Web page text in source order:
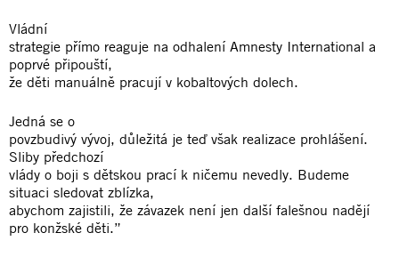
Vládní
strategie přímo reaguje na odhalení Amnesty International a
poprvé připouští,
že děti manuálně pracují v kobaltových dolech.
Jedná se o
povzbudivý vývoj, důležitá je teď však realizace prohlášení.
Sliby předchozí
vlády o boji s dětskou prací k ničemu nevedly. Budeme
situaci sledovat zblízka,
abychom zajistili, že závazek není jen další falešnou nadějí
pro konžské děti.”